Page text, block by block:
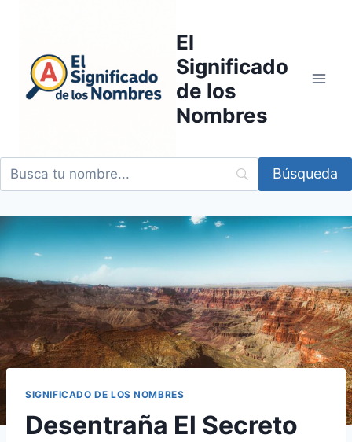
contenido
El
Significado
de los
Nombres
SIGNIFICADO DE LOS NOMBRES
Desentraña El Secreto